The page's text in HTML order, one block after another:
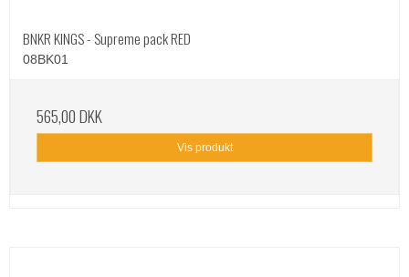
BNKR KINGS - Supreme pack RED
08BK01
565,00 DKK
Vis produkt